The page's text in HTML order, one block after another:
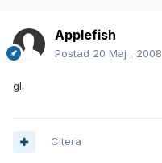
Applefish
Postad 20 Maj , 2008
gl.
Citera